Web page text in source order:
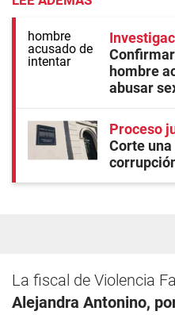
hombre
abusar
Proceso
Corte
La fiscal de Violencia
Alejandra Antonino,